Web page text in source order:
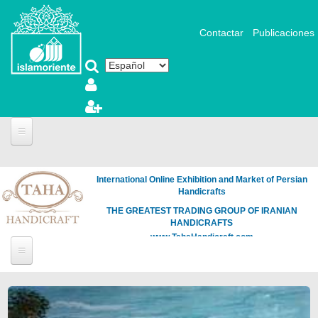
Pasar al contenido principal
Contactar Publicaciones
International Online Exhibition and Market of Persian
Handicrafts
THE GREATEST TRADING GROUP OF IRANIAN
HANDICRAFTS
www.TahaHandicraft.com
Páginas
Loading